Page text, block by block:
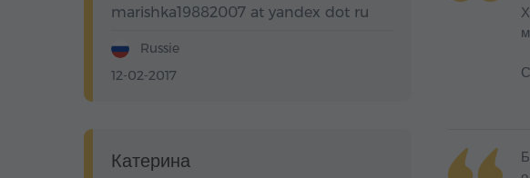
marishka19882007 at yandex dot ru
Russie
12-02-2017
Катерина